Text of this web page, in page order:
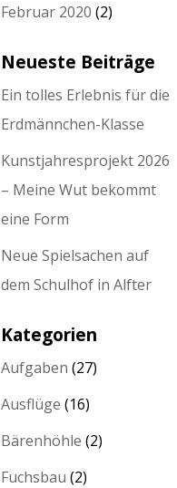
Februar 2020 (2)
Neueste Beiträge
Ein tolles Erlebnis für die
Erdmännchen-Klasse
Kunstjahresprojekt 2026
– Meine Wut bekommt
eine Form
Neue Spielsachen auf
dem Schulhof in Alfter
Kategorien
Aufgaben (27)
Ausflüge (16)
Bärenhöhle (2)
Fuchsbau (2)